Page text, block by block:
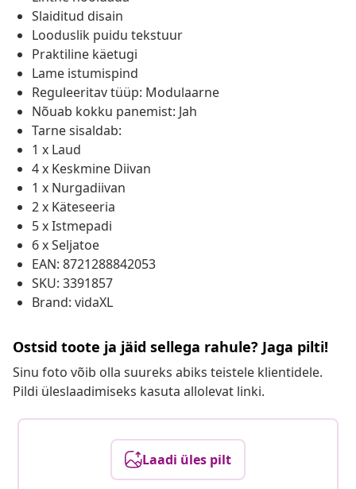
Slaiditud disain
Looduslik puidu tekstuur
Praktiline käetugi
Lame istumispind
Reguleeritav tüüp: Modulaarne
Nõuab kokku panemist: Jah
Tarne sisaldab:
1 x Laud
4 x Keskmine Diivan
1 x Nurgadiivan
2 x Käteseeria
5 x Istmepadi
6 x Seljatoe
EAN: 8721288842053
SKU: 3391857
Brand: vidaXL
Ostsid toote ja jäid sellega rahule? Jaga pilti!
Sinu foto võib olla suureks abiks teistele klientidele.
Pildi üleslaadimiseks kasuta allolevat linki.
Laadi üles pilt